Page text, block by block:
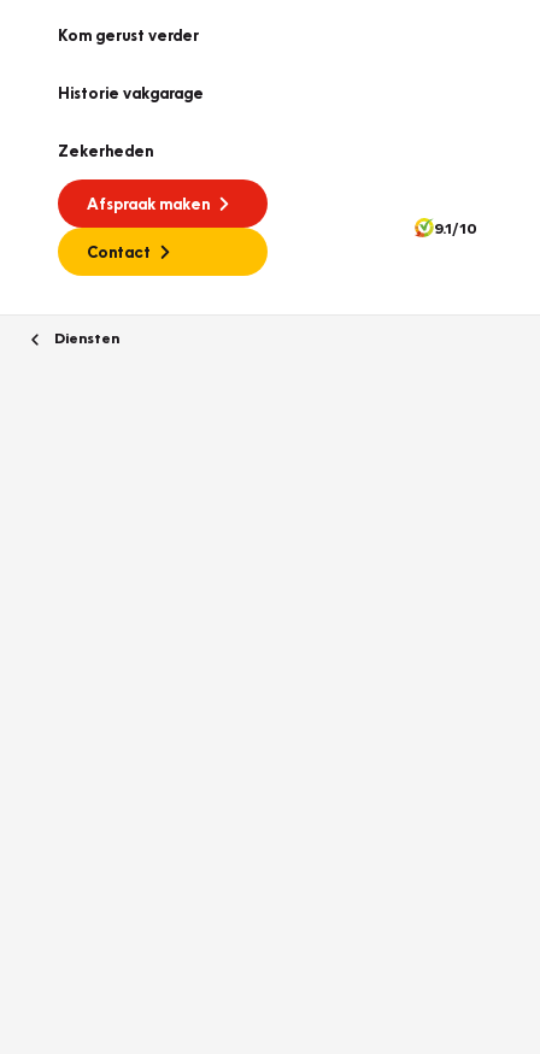
Kom gerust verder
Historie vakgarage
Zekerheden
Afspraak maken
Contact
9.1/10
Diensten